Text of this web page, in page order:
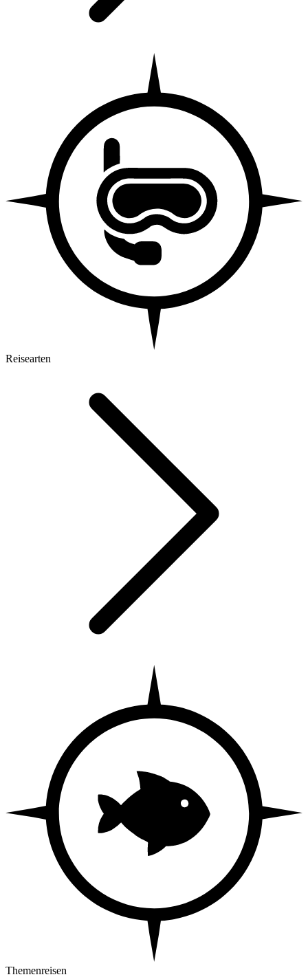
Reisearten
Themenreisen